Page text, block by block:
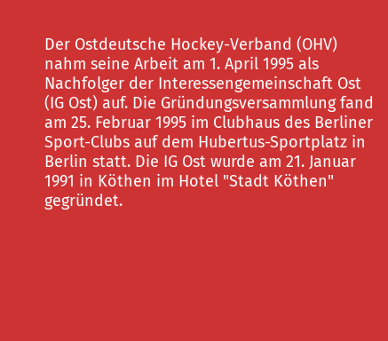
Der Ostdeutsche Hockey-Verband (OHV)
nahm seine Arbeit am 1. April 1995 als
Nachfolger der Interessengemeinschaft Ost
(IG Ost) auf. Die Gründungsversammlung fand
am 25. Februar 1995 im Clubhaus des Berliner
Sport-Clubs auf dem Hubertus-Sportplatz in
Berlin statt. Die IG Ost wurde am 21. Januar
1991 in Köthen im Hotel "Stadt Köthen"
gegründet.